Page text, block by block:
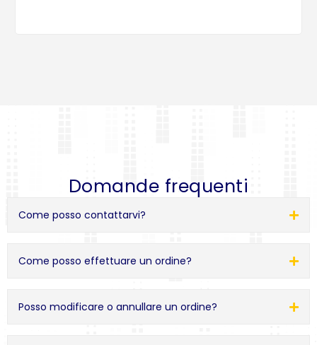
Domande frequenti
Come posso contattarvi?
Come posso effettuare un ordine?
Posso modificare o annullare un ordine?